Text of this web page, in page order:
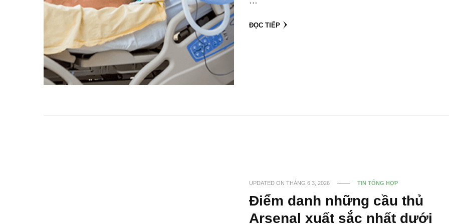
ĐỌC TIẾP
UPDATED ONTHÁNG 6 3, 2026 TIN TỔNG HỢP
Điểm danh những cầu thủ
Arsenal xuất sắc nhất dưới